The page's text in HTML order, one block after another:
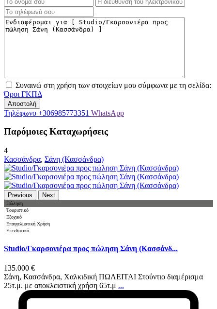
Συναινώ στη χρήση των στοιχείων μου σύμφωνα με τη σελίδα:
Όροι ΓΚΠΔ
Τηλέφωνο +306985773351 WhatsApp
Παρόμοιες Καταχωρήσεις
4
Κασσάνδρα, Σάνη (Κασσάνδρα)
Previous Next
Πώληση
Tουριστικό
Εξοχικό
Επαγγελματική Χρήση
Επενδυτικό
Studio/Γκαρσονιέρα προς πώληση Σάνη (Κασσάνδ...
135.000 €
Σάνη, Κασσάνδρα, Χαλκιδική ΠΩΛΕΙΤΑΙ Στούντιο διαμέρισμα
25τ.μ. με αποκλειστική χρήση 65τ.μ ...